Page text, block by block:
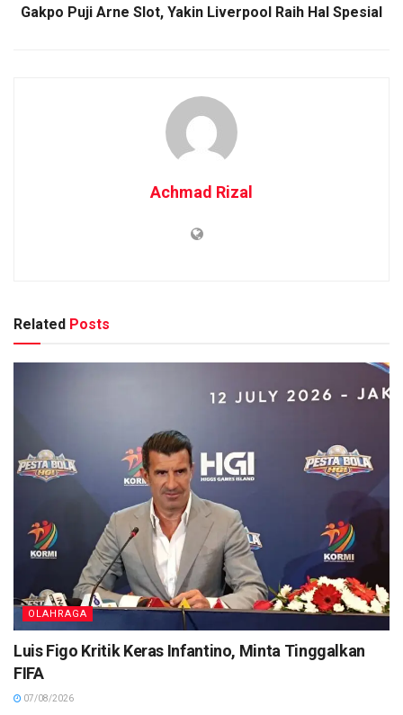
Gakpo Puji Arne Slot, Yakin Liverpool Raih Hal Spesial
Achmad Rizal
Related Posts
OLAHRAGA
Luis Figo Kritik Keras Infantino, Minta Tinggalkan
FIFA
07/08/2026